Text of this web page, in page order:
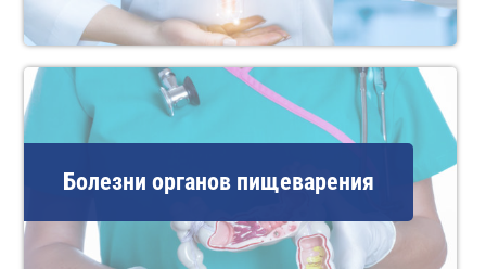
Болезни органов пищеварения